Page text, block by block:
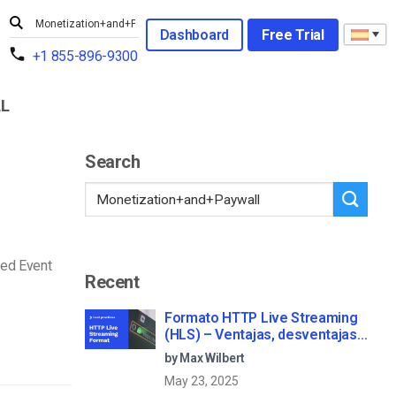
+1 855-896-9300
Dashboard Free Trial
Event
Search
Recent
Formato HTTP Live Streaming
(HLS) – Ventajas, desventajas y
cómo funciona
by Max Wilbert
May 23, 2025